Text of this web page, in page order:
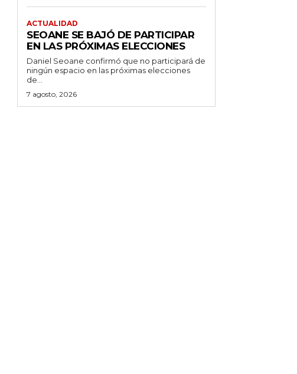
ACTUALIDAD
SEOANE SE BAJÓ DE PARTICIPAR
EN LAS PRÓXIMAS ELECCIONES
Daniel Seoane confirmó que no participará de
ningún espacio en las próximas elecciones
de...
7 agosto, 2026